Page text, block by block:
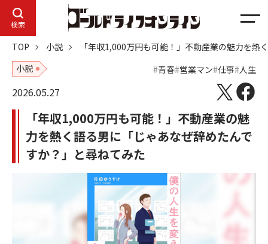
検索
メ
ニ
ュ
ー
TOP 小説
「年収1,000万円も可能！」不動産業の魅力を
小説
青春 営業マン 仕事 人生
2026.05.27
「年収1,000万円も可能！」不動産業の魅
力を熱く語る男に「じゃあなぜ辞めたんで
すか？」と尋ねてみた